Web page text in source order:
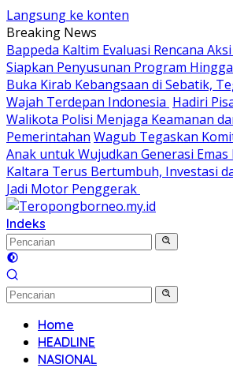
Langsung ke konten
Breaking News
Bappeda Kaltim Evaluasi Rencana
Siapkan Penyusunan Program
Buka Kirab Kebangsaan di Sebatik,
Wajah Terdepan Indonesia Hadiri
Walikota Polisi Menjaga Keamanan
Pemerintahan Wagub Tegaskan
Anak untuk Wujudkan Generasi Emas
Kaltara Terus Bertumbuh, Investasi
Jadi Motor Penggerak
Indeks
Home
HEADLINE
NASIONAL